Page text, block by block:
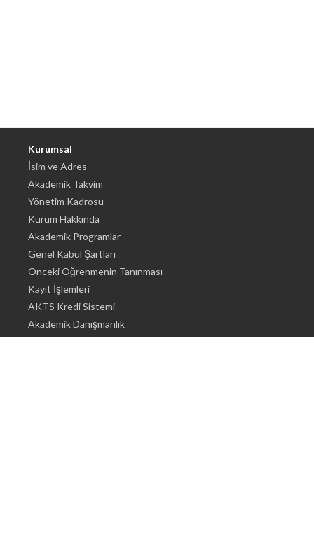
Kurumsal
İsim ve Adres
Akademik Takvim
Yönetim Kadrosu
Kurum Hakkında
Akademik Programlar
Genel Kabul Şartları
Önceki Öğrenmenin Tanınması
Kayıt İşlemleri
AKTS Kredi Sistemi
Akademik Danışmanlık